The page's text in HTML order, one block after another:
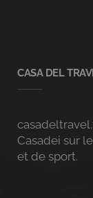
CASA DEL
Casadei sur
et de sport.